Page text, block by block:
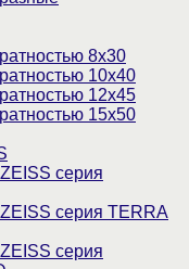
8х30
10х40
12х45
15х50
серия
серия TERRA
серия